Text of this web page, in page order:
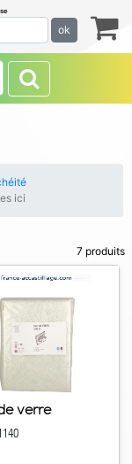
ok
ici
7 produits
verre